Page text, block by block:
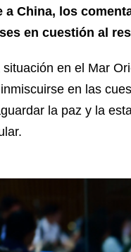
China, los
en cuestión al
en el Mar
en las
la paz y la